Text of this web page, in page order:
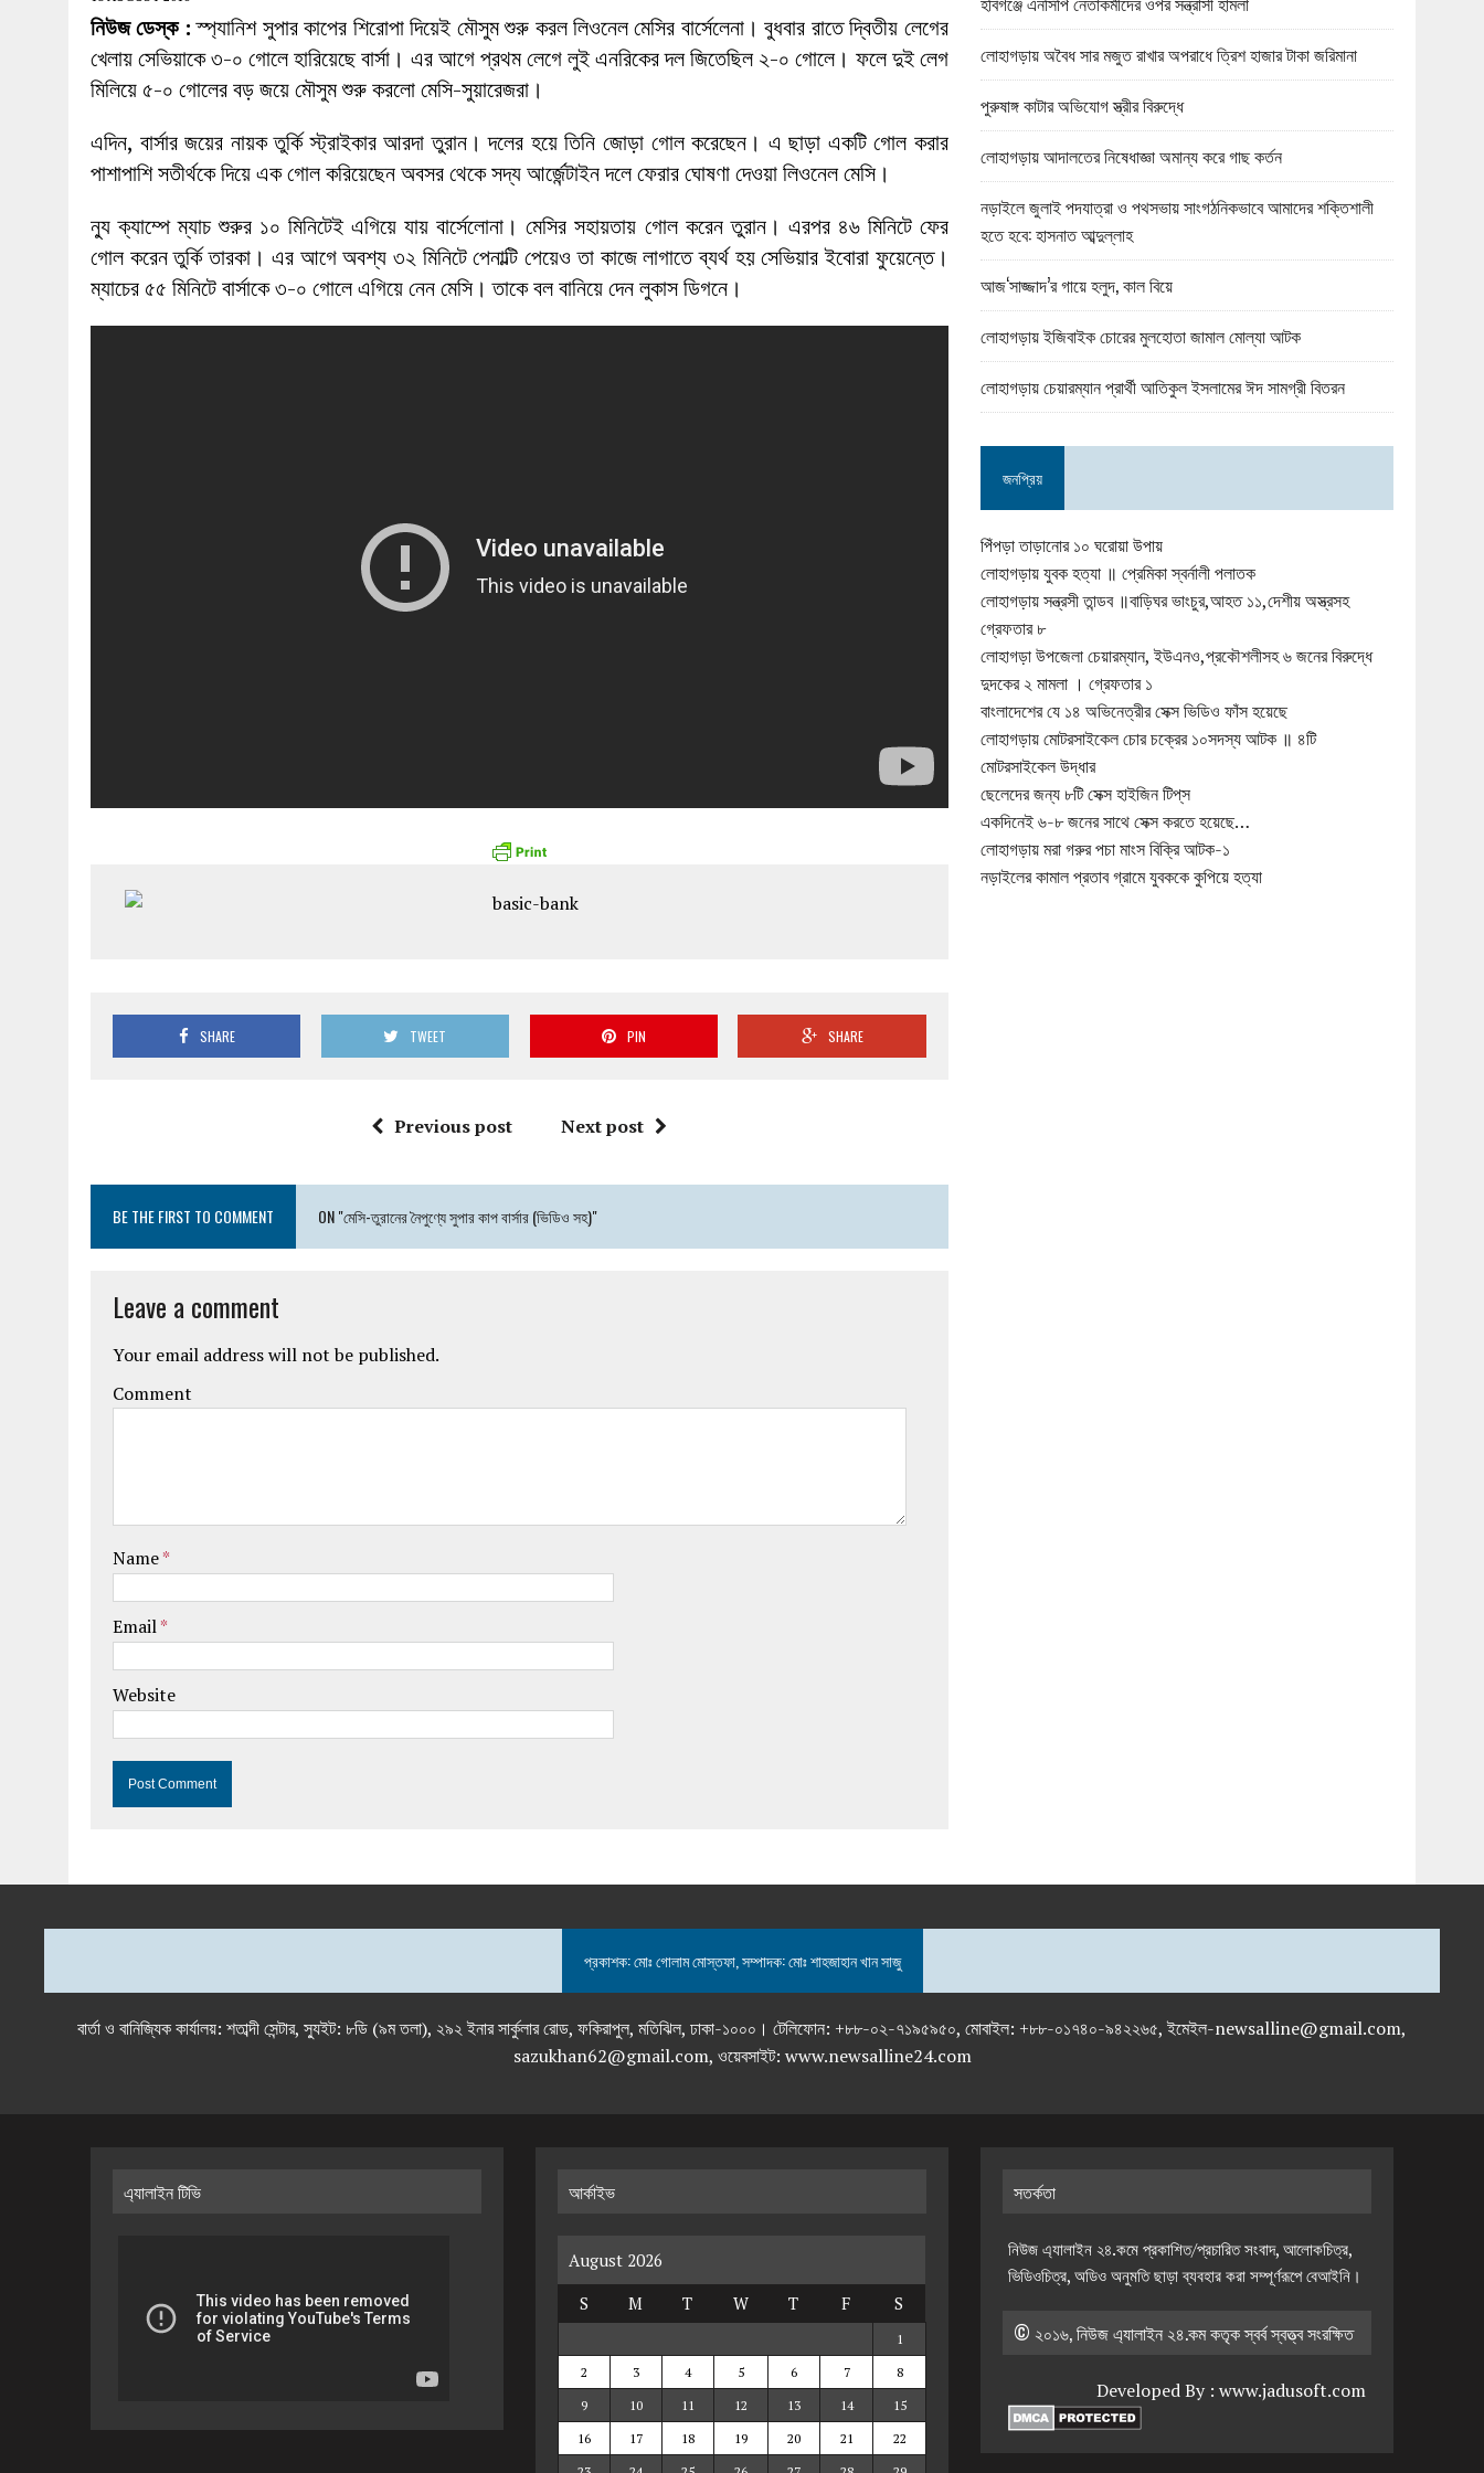
27 MAY 2026 | লোহাগড়ায় চেয়ারম্যান প্রার্থী আতিকুল ইসলামের ঈদ সামগ্রী বিতরন
1 AUGUST 2026 | লোহাগড়ায় জাল দলিলে নামজারি ॥ এসিল্যান্ড অফিসে ভয়াবহ দুর্নীতি
নিউজ ডেস্ক :স্প্যানিশ সুপার কাপের শিরোপা দিয়েই মৌসুম শুরু করল লিওনেল মেসির বার্সেলেনা। বুধবার রাতে দ্বিতীয় লেগের
খেলায় সেভিয়াকে ৩-০ গোলে হারিয়েছে বার্সা। এর আগে প্রথম লেগে লুই এনরিকের দল জিতেছিল ২-০ গোলে। ফলে দুই লেগ
মিলিয়ে ৫-০ গোলের বড় জয়ে মৌসুম শুরু করলো মেসি-সুয়ারেজরা।
এদিন, বার্সার জয়ের নায়ক তুর্কি স্ট্রাইকার আরদা তুরান। দলের হয়ে তিনি জোড়া গোল করেছেন। এ ছাড়া একটি গোল করার
পাশাপাশি সতীর্থকে দিয়ে এক গোল করিয়েছেন অবসর থেকে সদ্য আর্জেন্টাইন দলে ফেরার ঘোষণা দেওয়া লিওনেল মেসি।
ন্যু ক্যাম্পে ম্যাচ শুরুর ১০ মিনিটেই এগিয়ে যায় বার্সেলোনা। মেসির সহায়তায় গোল করেন তুরান। এরপর ৪৬ মিনিটে ফের
গোল করেন তুর্কি তারকা। এর আগে অবশ্য ৩২ মিনিটে পেনাল্টি পেয়েও তা কাজে লাগাতে ব্যর্থ হয় সেভিয়ার ইবোরা ফুয়েন্তে।
ম্যাচের ৫৫ মিনিটে বার্সাকে ৩-০ গোলে এগিয়ে নেন মেসি। তাকে বল বানিয়ে দেন লুকাস ডিগনে।
SHARE TWEET PIN SHARE
Previous post Next post
BE THE FIRST TO COMMENT ON "মেসি-তুরানের নৈপুণ্যে সুপার কাপ বার্সার (ভিডিও সহ)"
Leave a comment
Your email address will not be published.
Comment
Name*
Email*
Website
লোহাগড়ায় অবৈধ সার মজুত রাখার অপরাধে ত্রিশ হাজার টাকা জরিমানা
পুরুষাঙ্গ কাটার অভিযোগ স্ত্রীর বিরুদ্ধে
লোহাগড়ায় আদালতের নিষেধাজ্ঞা অমান্য করে গাছ কর্তন
নড়াইলে জুলাই পদযাত্রা ও পথসভায় সাংগঠনিকভাবে আমাদের শক্তিশালী
হতে হবে: হাসনাত আব্দুল্লাহ
আজ‘সাজ্জাদ’র গায়ে হলুদ, কাল বিয়ে
লোহাগড়ায় ইজিবাইক চোরের মুলহোতা জামাল মোল্যা আটক
লোহাগড়ায় চেয়ারম্যান প্রার্থী আতিকুল ইসলামের ঈদ সামগ্রী বিতরন
জনপ্রিয়
পিঁপড়া তাড়ানোর ১০ ঘরোয়া উপায়
লোহাগড়ায় যুবক হত্যা ॥ প্রেমিকা স্বর্নালী পলাতক
লোহাগড়ায় সন্ত্রসী তান্ডব ॥বাড়িঘর ভাংচুর,আহত ১১,দেশীয় অস্ত্রসহ
গ্রেফতার ৮
লোহাগড়া উপজেলা চেয়ারম্যান, ইউএনও,প্রকৌশলীসহ ৬ জনের বিরুদ্ধে
দুদকের ২ মামলা । গ্রেফতার ১
বাংলাদেশের যে ১৪ অভিনেত্রীর সেক্স ভিডিও ফাঁস হয়েছে
লোহাগড়ায় মোটরসাইকেল চোর চক্রের ১০সদস্য আটক ॥ ৪টি
মোটরসাইকেল উদ্ধার
ছেলেদের জন্য ৮টি সেক্স হাইজিন টিপ্‌স
একদিনেই ৬-৮ জনের সাথে সেক্স করতে হয়েছে…
লোহাগড়ায় মরা গরুর পচা মাংস বিক্রি আটক-১
নড়াইলের কামাল প্রতাব গ্রামে যুবককে কুপিয়ে হত্যা
প্রকাশক: মোঃ গোলাম মোস্তফা, সম্পাদক: মোঃ শাহজাহান খান সাজু
বার্তা ও বানিজ্যিক কার্যালয়: শতাব্দী সেন্টার, স্যুইট: ৮ডি (৯ম তলা), ২৯২ ইনার সার্কুলার রোড, ফকিরাপুল, মতিঝিল, ঢাকা-১০০০। টেলিফোন: +৮৮-০২-৭১৯৫৯৫০, মোবাইল: +৮৮-০১৭৪০-৯৪২২৬৫, ইমেইল-newsalline@gmail.com,
sazukhan62@gmail.com, ওয়েবসাইট: www.newsalline24.com
এ্যালাইন টিভি আর্কাইভ
August 2026
S
M T W T F S
1
2
3 4 5 6 7
8
9
10 11 12 13 14
15
16
17 18 19 20 21
22
সতর্কতা
নিউজ এ্যালাইন ২৪.কমে প্রকাশিত/প্রচারিত সংবাদ, আলোকচিত্র,
ভিডিওচিত্র, অডিও অনুমতি ছাড়া ব্যবহার করা সম্পূর্ণরূপে বেআইনি।
© ২০১৬, নিউজ এ্যালাইন ২৪.কম কতৃক স্বর্ব স্বত্ত্ব সংরক্ষিত
Developed By : www.jadusoft.com